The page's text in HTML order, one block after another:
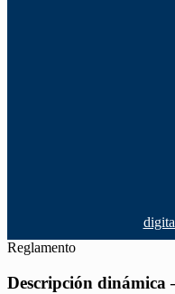
Reglamento
Descripción dinámica